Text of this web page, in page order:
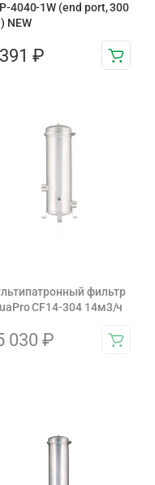
4040-1W (end port, 300
NEW
₽
фильтр
CF14-304 14м3/ч
030 ₽